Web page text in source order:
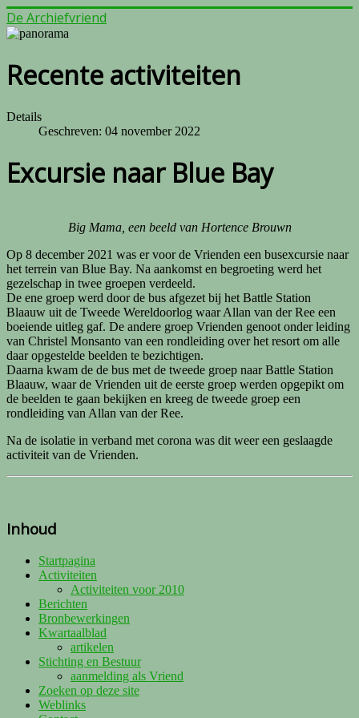
De Archiefvriend
Recente activiteiten
Details
Geschreven: 04 november 2022
Excursie naar Blue Bay
Big Mama, een beeld van Hortence Brouwn
Op 8 december 2021 was er voor de Vrienden een busexcursie naar
het terrein van Blue Bay. Na aankomst en begroeting werd het
gezelschap in twee groepen verdeeld.
De ene groep werd door de bus afgezet bij het Battle Station
Blaauw uit de Tweede Wereldoorlog waar Allan van der Ree een
boeiende uitleg gaf. De andere groep Vrienden genoot onder leiding
van Christel Monsanto van een rondleiding over het resort om alle
daar opgestelde beelden te bezichtigen.
Daarna kwam de de bus met de tweede groep naar Battle Station
Blaauw, waar de Vrienden uit de eerste groep werden opgepikt om
de beelden te gaan bekijken en kreeg de tweede groep een
rondleiding van Allan van der Ree.
Na de isolatie in verband met corona was dit weer een geslaagde
activiteit van de Vrienden.
Inhoud
Startpagina
Activiteiten
Activiteiten voor 2010
Berichten
Bronbewerkingen
Kwartaalblad
artikelen
Stichting en Bestuur
aanmelding als Vriend
Zoeken op deze site
Weblinks